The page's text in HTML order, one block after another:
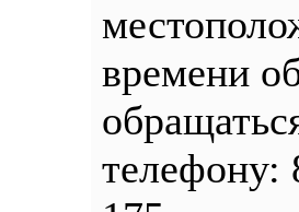
времени
телефону: